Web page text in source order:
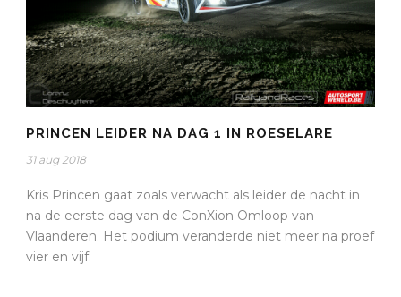
PRINCEN LEIDER NA DAG 1 IN ROESELARE
31 aug 2018
Kris Princen gaat zoals verwacht als leider de nacht in
na de eerste dag van de ConXion Omloop van
Vlaanderen. Het podium veranderde niet meer na proef
vier en vijf.